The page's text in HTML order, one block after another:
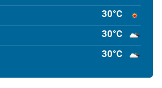
30°C
30°C
30°C